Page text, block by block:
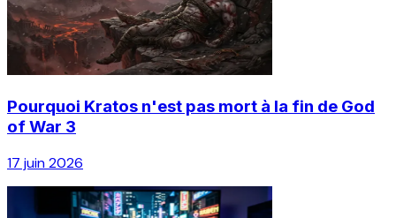
Pourquoi Kratos n'est pas mort à la fin de God
of War 3
17 juin 2026